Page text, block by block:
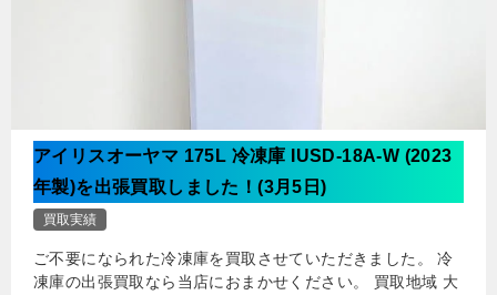
アイリスオーヤマ 175L 冷凍庫 IUSD-18A-W (2023
年製)を出張買取しました！(3月5日)
買取実績
ご不要になられた冷凍庫を買取させていただきました。 冷
凍庫の出張買取なら当店におまかせください。 買取地域 大